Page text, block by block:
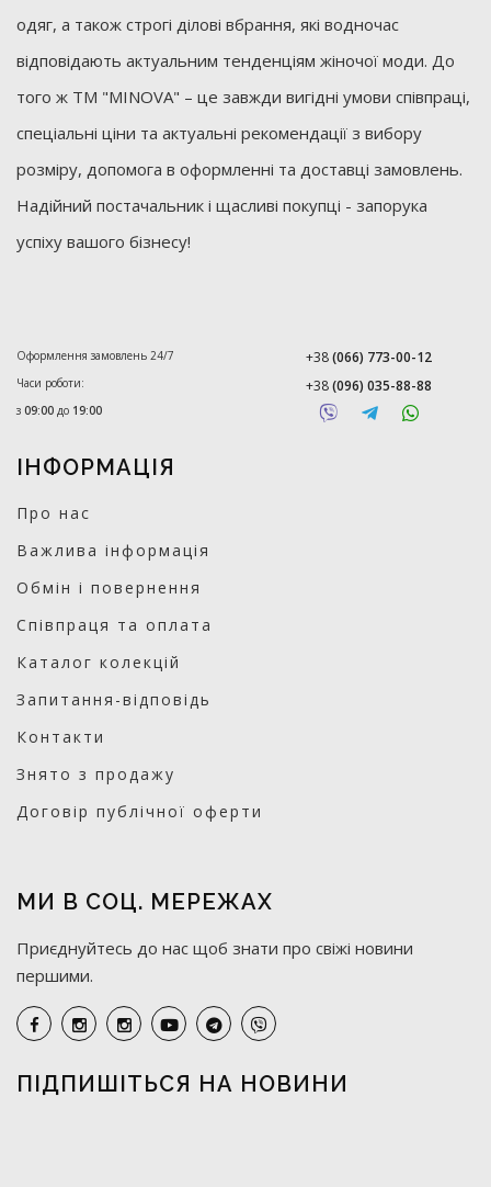
одяг, а також строгі ділові вбрання, які водночас
відповідають актуальним тенденціям жіночої моди. До
того ж ТМ "MINOVA" – це завжди вигідні умови співпраці,
спеціальні ціни та актуальні рекомендації з вибору
розміру, допомога в оформленні та доставці замовлень.
Надійний постачальник і щасливі покупці - запорука
успіху вашого бізнесу!
Оформлення замовлень 24/7
Часи роботи:
з 09:00 до 19:00
+38(066) 773-00-12
+38(096) 035-88-88
ІНФОРМАЦІЯ
Про нас
Важлива інформація
Обмін і повернення
Співпраця та оплата
Каталог колекцій
Запитання-відповідь
Контакти
Знято з продажу
Договір публічної оферти
МИ В СОЦ. МЕРЕЖАХ
Приєднуйтесь до нас щоб знати про свіжі новини
першими.
ПІДПИШІТЬСЯ НА НОВИНИ